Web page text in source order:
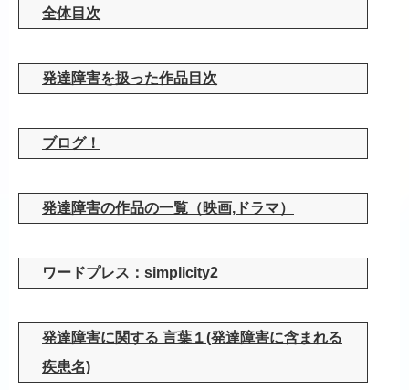
全体目次
発達障害を扱った作品目次
ブログ！
発達障害の作品の一覧（映画,ドラマ）
ワードプレス：simplicity2
発達障害に関する 言葉１(発達障害に含まれる
疾患名)